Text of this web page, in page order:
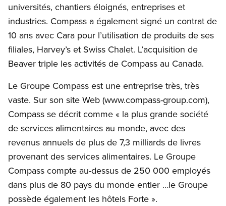
universités, chantiers éloignés, entreprises et
industries. Compass a également signé un contrat de
10 ans avec Cara pour l’utilisation de produits de ses
filiales, Harvey’s et Swiss Chalet. L’acquisition de
Beaver triple les activités de Compass au Canada.
Le Groupe Compass est une entreprise très, très
vaste. Sur son site Web (www.compass-group.com),
Compass se décrit comme « la plus grande société
de services alimentaires au monde, avec des
revenus annuels de plus de 7,3 milliards de livres
provenant des services alimentaires. Le Groupe
Compass compte au-dessus de 250 000 employés
dans plus de 80 pays du monde entier …le Groupe
possède également les hôtels Forte ».